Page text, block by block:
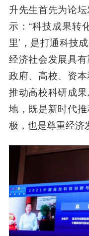
升先生首先为论
示：“科技成果转
里’，是打通科技
经济社会发展具
政府、高校、资
推动高校科研成
地，既是新时代
极，也是尊重经济